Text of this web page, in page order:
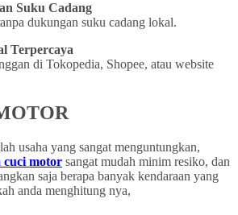
Suku Cadang
dukungan suku cadang lokal.
Terpercaya
di Tokopedia, Shopee, atau website
usaha yang sangat menguntungkan,
cuci motor sangat mudah minim resiko, dan
saja berapa banyak kendaraan yang
anda menghitung nya,